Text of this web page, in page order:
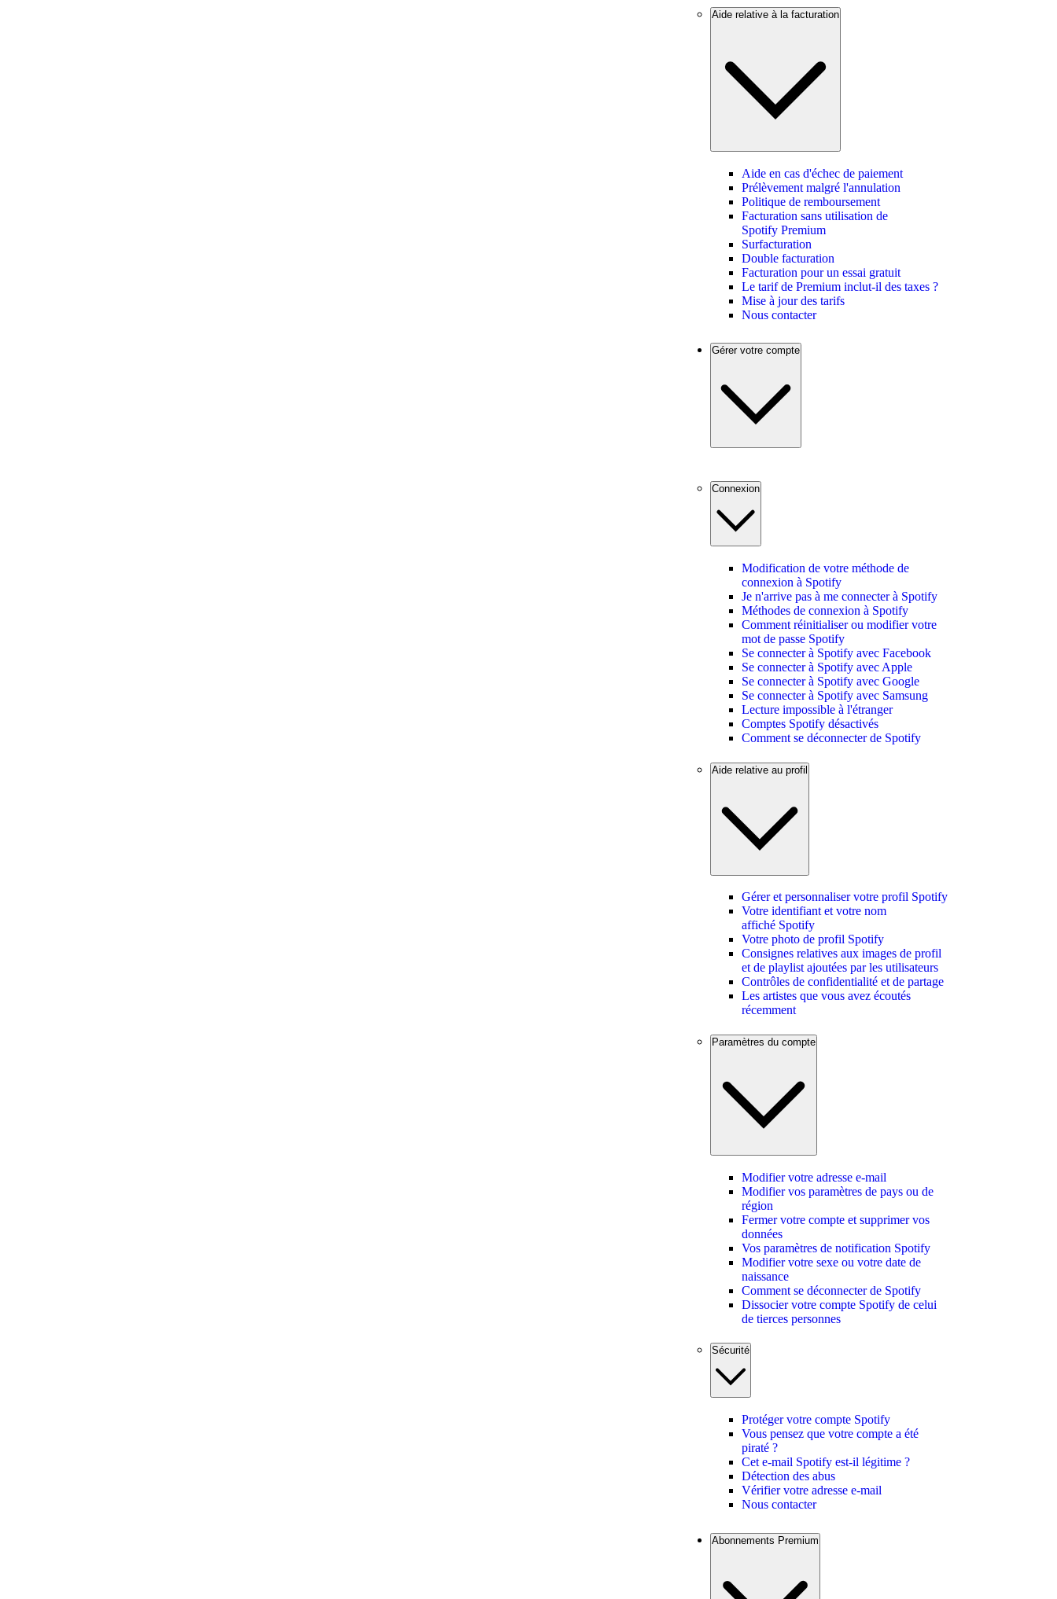
Aide relative à la facturation
Aide en cas d'échec de paiement
Prélèvement malgré l'annulation
Politique de remboursement
Facturation sans utilisation de
Spotify Premium
Surfacturation
Double facturation
Facturation pour un essai gratuit
Le tarif de Premium inclut-il des taxes ?
Mise à jour des tarifs
Nous contacter
Gérer votre compte
Connexion
Modification de votre méthode de
connexion à Spotify
Je n'arrive pas à me connecter à Spotify
Méthodes de connexion à Spotify
Comment réinitialiser ou modifier votre
mot de passe Spotify
Se connecter à Spotify avec Facebook
Se connecter à Spotify avec Apple
Se connecter à Spotify avec Google
Se connecter à Spotify avec Samsung
Lecture impossible à l'étranger
Comptes Spotify désactivés
Comment se déconnecter de Spotify
Aide relative au profil
Gérer et personnaliser votre profil Spotify
Votre identifiant et votre nom
affiché Spotify
Votre photo de profil Spotify
Consignes relatives aux images de profil
et de playlist ajoutées par les utilisateurs
Contrôles de confidentialité et de partage
Les artistes que vous avez écoutés
récemment
Paramètres du compte
Modifier votre adresse e-mail
Modifier vos paramètres de pays ou de
région
Fermer votre compte et supprimer vos
données
Vos paramètres de notification Spotify
Modifier votre sexe ou votre date de
naissance
Comment se déconnecter de Spotify
Dissocier votre compte Spotify de celui
de tierces personnes
Sécurité
Protéger votre compte Spotify
Vous pensez que votre compte a été
piraté ?
Cet e-mail Spotify est-il légitime ?
Détection des abus
Vérifier votre adresse e-mail
Nous contacter
Abonnements Premium